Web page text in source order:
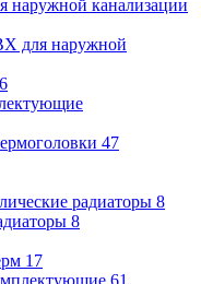
канализации
для наружной
6
47
радиаторы 8
8
17
61